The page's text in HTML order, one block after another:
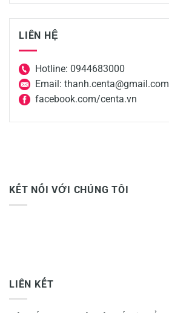
LIÊN HỆ
Hotline: 0944683000
Email: thanh.centa@gmail.com
facebook.com/centa.vn
KẾT NỐI VỚI CHÚNG TÔI
LIÊN KẾT